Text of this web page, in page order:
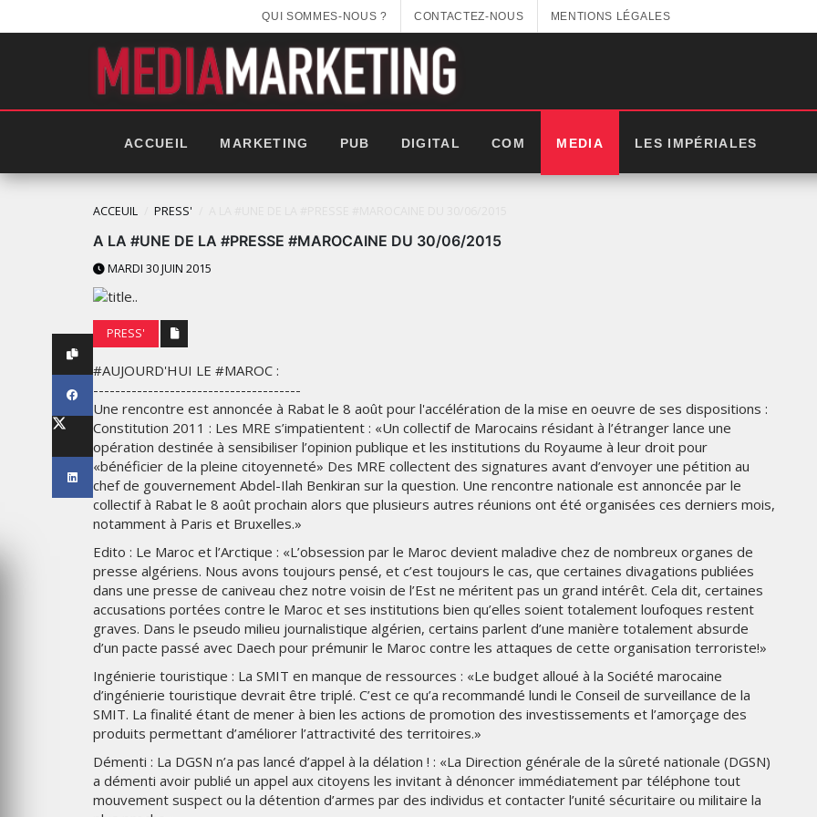
QUI SOMMES-NOUS ? CONTACTEZ-NOUS MENTIONS LÉGALES
ACCUEIL MARKETING PUB DIGITAL COM MEDIA LES IMPÉRIALES
ACCEUIL PRESS'
A LA #UNE‬ DE LA #PRESSE‬ ‪#MAROCAINE‬ DU 30/06/2015
MARDI 30 JUIN 2015
PRESS'
#AUJOURD'HUI LE #MAROC :
--------------------------------------
Une rencontre est annoncée à Rabat le 8 août pour l'accélération de la mise en oeuvre de ses dispositions :
Constitution 2011 : Les MRE s’impatientent : «Un collectif de Marocains résidant à l’étranger lance une
opération destinée à sensibiliser l’opinion publique et les institutions du Royaume à leur droit pour
«bénéficier de la pleine citoyenneté» Des MRE collectent des signatures avant d’envoyer une pétition au
chef de gouvernement Abdel-Ilah Benkiran sur la question. Une rencontre nationale est annoncée par le
collectif à Rabat le 8 août prochain alors que plusieurs autres réunions ont été organisées ces derniers mois,
notamment à Paris et Bruxelles.»
Edito : Le Maroc et l’Arctique : «L’obsession par le Maroc devient maladive chez de nombreux organes de
presse algériens. Nous avons toujours pensé, et c’est toujours le cas, que certaines divagations publiées
dans une presse de caniveau chez notre voisin de l’Est ne méritent pas un grand intérêt. Cela dit, certaines
accusations portées contre le Maroc et ses institutions bien qu’elles soient totalement loufoques restent
graves. Dans le pseudo milieu journalistique algérien, certains parlent d’une manière totalement absurde
d’un pacte passé avec Daech pour prémunir le Maroc contre les attaques de cette organisation terroriste!»
Ingénierie touristique : La SMIT en manque de ressources : «Le budget alloué à la Société marocaine
d’ingénierie touristique devrait être triplé. C’est ce qu’a recommandé lundi le Conseil de surveillance de la
SMIT. La finalité étant de mener à bien les actions de promotion des investissements et l’amorçage des
produits permettant d’améliorer l’attractivité des territoires.»
Démenti : La DGSN n’a pas lancé d’appel à la délation ! : «La Direction générale de la sûreté nationale (DGSN)
a démenti avoir publié un appel aux citoyens les invitant à dénoncer immédiatement par téléphone tout
mouvement suspect ou la détention d’armes par des individus et contacter l’unité sécuritaire ou militaire la
LES IMPÉRIALES WEEK 2026
SOUS THÈME "DABA OR NEVER"
MARDI 27 JANVIER 2026
LES IMPÉRIALES WEEK 2025:
THE PARADIGM SHIFT –
BUSINESS. PEOPLE. TECH
VENDREDI 10 JANVIER 2025
: IKEA
MARKETING
DES ÉMIRATS AVEC UNE LIVRÉE
SPÉCIALE SUR SES AVIONS
EMBLÉMATIQUES
MARKETING
NOUVELLE GÉNÉRATION DE
VÊTEMENTS DE SPORT PENSÉE
POUR LE QUOTIDIEN